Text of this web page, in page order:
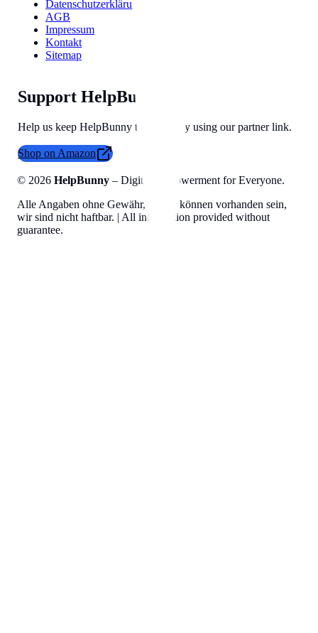
Datenschutzerklärung
AGB
Impressum
Kontakt
Sitemap
Support HelpBunny
Help us keep HelpBunny tools free by using our partner link.
Shop on Amazon
© 2026 HelpBunny – Digital Empowerment for Everyone.
Alle Angaben ohne Gewähr, Fehler können vorhanden sein,
wir sind nicht haftbar. | All information provided without
guarantee.